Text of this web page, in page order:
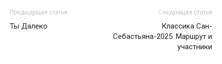
Предыдущая статья
Ты Далеко
Следующая статья
Классика Сан-
Себастьяна-2025. Маршрут и
участники